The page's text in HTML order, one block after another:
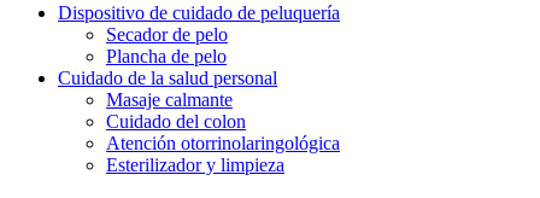
Dispositivo de cuidado de peluquería
Secador de pelo
Plancha de pelo
Cuidado de la salud personal
Masaje calmante
Cuidado del colon
Atención otorrinolaringológica
Esterilizador y limpieza